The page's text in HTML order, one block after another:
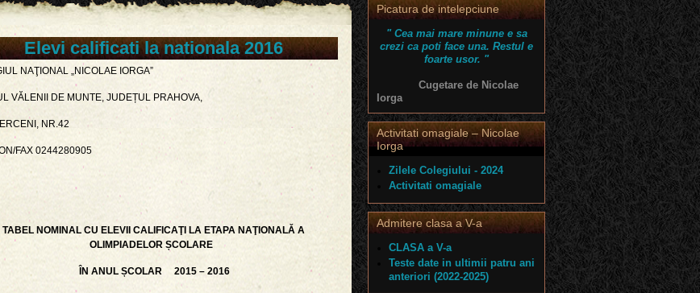
Elevi calificati la nationala 2016
NAŢIONAL „NICOLAE IORGA”
VĂLENII DE MUNTE, JUDEȚUL PRAHOVA,
NR.42
FAX 0244280905
TABEL NOMINAL CU ELEVII CALIFICAŢI LA ETAPA NAŢIONALǍ A
OLIMPIADELOR ȘCOLARE
ÎN ANUL ȘCOLAR 2015 – 2016
Picatura de intelepciune
" Cea mai mare minune e sa
crezi ca poti face una. Restul e
foarte usor. "
Cugetare de Nicolae
Iorga
Activitati omagiale – Nicolae
Iorga
Zilele Colegiului - 2024
Activitati omagiale
Admitere clasa a V-a
CLASA a V-a
Teste date in ultimii patru ani
anteriori (2022-2025)